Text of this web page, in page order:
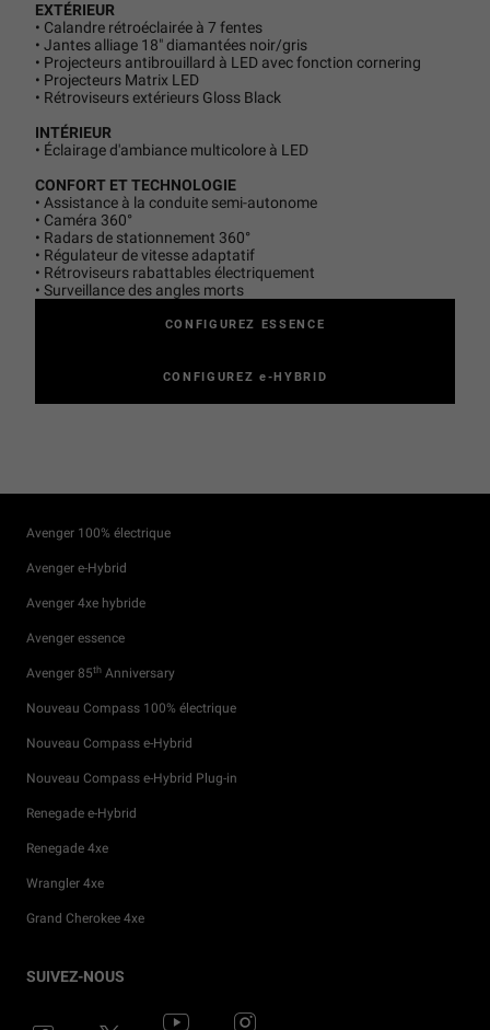
EXTÉRIEUR
• Calandre rétroéclairée à 7 fentes
• Jantes alliage 18" diamantées noir/gris
• Projecteurs antibrouillard à LED avec fonction cornering
• Projecteurs Matrix LED
• Rétroviseurs extérieurs Gloss Black
INTÉRIEUR
• Éclairage d'ambiance multicolore à LED
CONFORT ET TECHNOLOGIE
• Assistance à la conduite semi-autonome
• Caméra 360°
• Radars de stationnement 360°
• Régulateur de vitesse adaptatif
• Rétroviseurs rabattables électriquement
• Surveillance des angles morts
CONFIGUREZ ESSENCE
CONFIGUREZ e-HYBRID
Avenger 100% électrique
Avenger e-Hybrid
Avenger 4xe hybride
Avenger essence
Avenger 85th Anniversary
Nouveau Compass 100% électrique
Nouveau Compass e-Hybrid
Nouveau Compass e-Hybrid Plug-in
Renegade e-Hybrid
Renegade 4xe
Wrangler 4xe
Grand Cherokee 4xe
Offres Particuliers
Services financiers
Accessoires
Actualités
Solutions Entreprises
Découvrez toutes les offres entreprises
Roulez avec Jeep
Découvrez la gamme Jeep® électrifiée
SUIVEZ-NOUS